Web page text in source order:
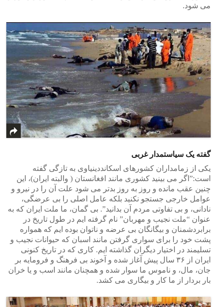
می شود.
گفته یک سیاستمدار غربی
یکی از زمامداران کشورهای اسکانددینیاوی به تازگی گفته
است:”اگر می بینید کشوری مانند افغانستان ( والبته ایران)، این
چنین عقب مانده و روز به روز بدتر می شود علت آن را در نیرو و
عوامل خارجی جستجو نکنید بلکه عامل اصلی را بی عرضگی،
نادانی، و بی تفاوتی مردم آن بدانید”. بی گمان، ما ملت ایران که به
عنوان “ملت نجیب و مهربان” نام گرفته ایم در طول تاریخ در
برابردشمنان و بیگانگان بی عرضه و ناتوان بوده ایم که همواره
پشت خود را برای سواری گرفتن مانند اسبان که حیوانات نجیب و
تسلیمند در اختیار دیگران گذاشته ایم. کاری که در تاریخ کنونی
ایران از ۳۶ سال پیش آغاز شده و آخوند بی فرهنگ و فرومایه بر
جان، مال، و ناموس ما سوار شده و همچنان مانند اسب و یا خران
بار بردار از ما کار و بیگاری می کشد.